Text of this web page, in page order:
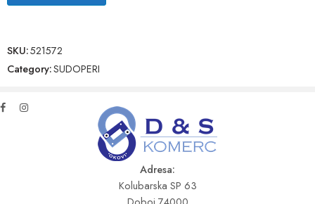
SKU:521572
Category:SUDOPERI
Adresa:
Kolubarska SP 63